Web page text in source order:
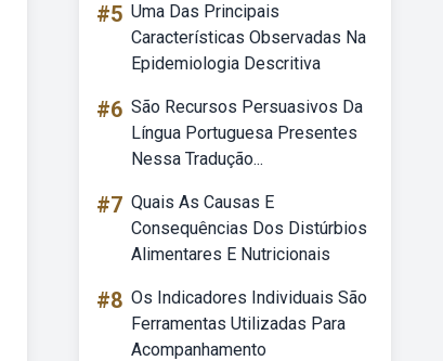
#5 Uma Das Principais
Características Observadas Na
Epidemiologia Descritiva
#6 São Recursos Persuasivos Da
Língua Portuguesa Presentes
Nessa Tradução...
#7 Quais As Causas E
Consequências Dos Distúrbios
Alimentares E Nutricionais
#8 Os Indicadores Individuais São
Ferramentas Utilizadas Para
Acompanhamento